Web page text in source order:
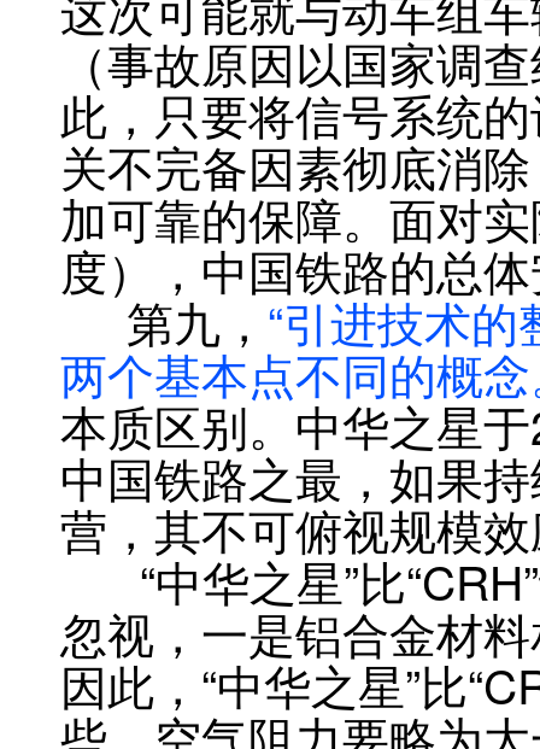
（事故原因以国家调
此，只要将信号系统
关不完备因素彻底消
加可靠的保障。面对
度），中国铁路的总
第九， “引进技术的
两个基本点不同的概
本质区别。中华之星
中国铁路之最，如果
营，其不可俯视规模
“中华之星”比
忽视，一是铝合金材
因此，“中华之星”比